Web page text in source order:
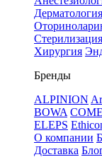
Дерматология
Стерилизация
Хирургия
Бренды
ALPINION
BOWA
ELEPS
О компании
Доставка